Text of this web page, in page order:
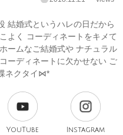
結婚式というハレの日だから
よく コーディネートをキメて
ームなご結婚式や ナチュラル
ーディネートに欠かせない ご
ネクタイ⋈*
YouTube Instagram